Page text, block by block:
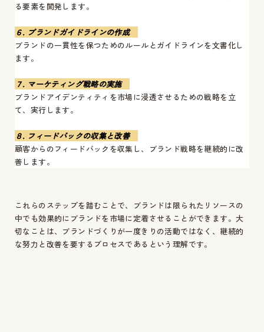
る要素を開発します。
６. ブランドガイドラインの作成
ブランドの一貫性を保つためのルールとガイドラインを文書化し
ます。
７. マーケティング戦略の実施
ブランドアイデンティティを市場に浸透させるための戦略を立
て、実行します。
８. フィードバックの収集と改善
顧客からのフィードバックを収集し、ブランド戦略を継続的に改
善します。
これらのステップを踏むことで、ブランドは限られたリソースの
中でも効果的にブランドを市場に定着させることができます。大
切なことは、ブランドづくりが一度きりの活動ではなく、継続的
な努力と改善を要するプロセスであるという理解です。